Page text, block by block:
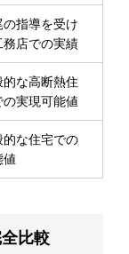
の指導を受け
務店での実績
的な高断熱住
の実現可能値
的な住宅での
値
比較